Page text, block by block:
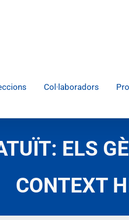
Col·laboradors
ELS
CONTEXT